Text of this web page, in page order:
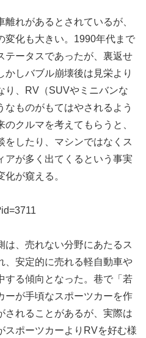
れがあるとされているが、
変化も大きい。1990年代まで
テータスであったが、裏返せ
しバブル崩壊後は見栄より
り、RV（SUVやミニバンな
なものがもてはやされるよう
クルマを考えてもらうと、
をしたり、マシンではなくス
アが多く出てくるという事実
が窺える。
は、売れない分野にあたるス
、安定的に売れる軽自動車や
する傾向となった。巷で「若
ーが手頃なスポーツカーを作
されることがあるが、実際は
スポーツカーよりRVを好む様